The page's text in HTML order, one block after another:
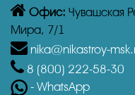
Офис: Чувашская
Мира, 7/1
nika@nikastroy-
8 (800) 222-58-30
- WhatsApp